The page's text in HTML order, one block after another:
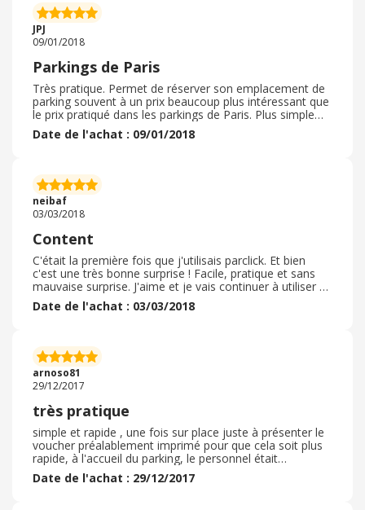
JPJ
09/01/2018
Parkings de Paris
Très pratique. Permet de réserver son emplacement de
parking souvent à un prix beaucoup plus intéressant que
le prix pratiqué dans les parkings de Paris. Plus simple
ensuite arrivé au parking. Une nouvelle carte est
donnéee.
Date de l'achat : 09/01/2018
neibaf
03/03/2018
Content
C'était la première fois que j'utilisais parclick. Et bien
c'est une très bonne surprise ! Facile, pratique et sans
mauvaise surprise. J'aime et je vais continuer à utiliser ce
très bon service. Merci
Date de l'achat : 03/03/2018
arnoso81
29/12/2017
très pratique
simple et rapide , une fois sur place juste à présenter le
voucher préalablement imprimé pour que cela soit plus
rapide, à l'accueil du parking, le personnel était
accueillant et à l'écoute le parking était propre et la
voiture peut entrer et sortir aussi souvent que
Date de l'achat : 29/12/2017